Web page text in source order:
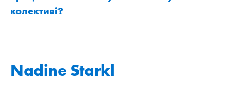
колективі?
Nadine Starkl